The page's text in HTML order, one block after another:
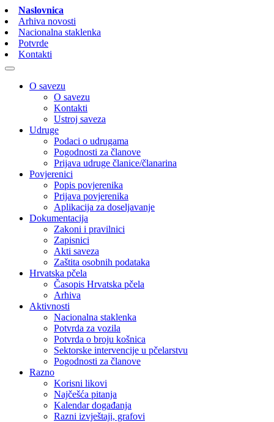
Naslovnica
Arhiva novosti
Nacionalna staklenka
Potvrde
Kontakti
O savezu
O savezu
Kontakti
Ustroj saveza
Udruge
Podaci o udrugama
Pogodnosti za članove
Prijava udruge članice/članarina
Povjerenici
Popis povjerenika
Prijava povjerenika
Aplikacija za doseljavanje
Dokumentacija
Zakoni i pravilnici
Zapisnici
Akti saveza
Zaštita osobnih podataka
Hrvatska pčela
Časopis Hrvatska pčela
Arhiva
Aktivnosti
Nacionalna staklenka
Potvrda za vozila
Potvrda o broju košnica
Sektorske intervencije u pčelarstvu
Pogodnosti za članove
Razno
Korisni likovi
Najčešća pitanja
Kalendar događanja
Razni izvještaji, grafovi